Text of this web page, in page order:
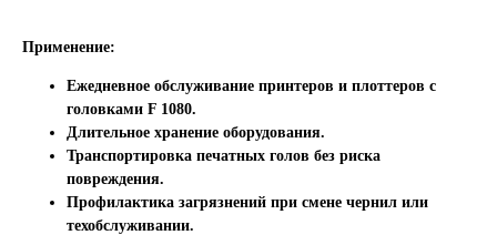
Применение:
Ежедневное обслуживание принтеров и плоттеров с
головками F 1080.
Длительное хранение оборудования.
Транспортировка печатных голов без риска
повреждения.
Профилактика загрязнений при смене чернил или
техобслуживании.